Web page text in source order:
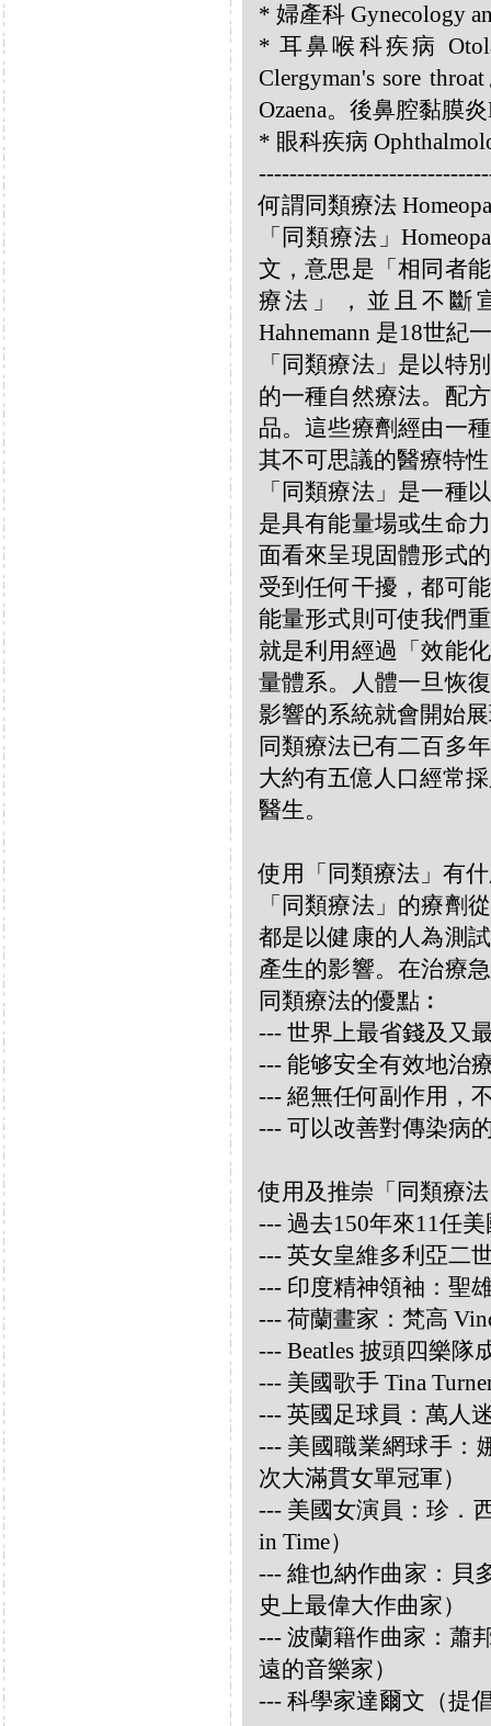
* 婦產科 Gynecology
* 耳鼻喉科疾病
Clergyman's sore
Ozaena。後鼻腔黏膜
* 眼科疾病
何謂同類療法
「同類療法」
文，意思是「相同者
療法」，並且不斷
Hahnemann 是18世紀
「同類療法」是以特
的一種自然療法。配
品。這些療劑經由一
其不可思議的醫療特
「同類療法」是一種
是具有能量場或生命
面看來呈現固體形式
受到任何干擾，都可
能量形式則可使我們
就是利用經過「效能
量體系。人體一旦恢
影響的系統就會開始
同類療法已有二百多
大約有五億人口經常
醫生。
使用「同類療法」有
「同類療法」的療劑
都是以健康的人為測
產生的影響。在治療
同類療法的優點︰
--- 世界上最省錢及又
--- 能够安全有效地治
--- 絕無任何副作用，
--- 可以改善對傳染病
使用及推崇「同類療
--- 過去150年來11任
--- 英女皇維多利亞二
--- 印度精神領袖：聖
--- 荷蘭畫家：梵高
--- Beatles 披頭四樂隊
--- 美國歌手 Tina
--- 英國足球員：萬人
--- 美國職業網球手：
次大滿貫女單冠軍）
--- 美國女演員：珍．
in Time）
--- 維也納作曲家：貝
史上最偉大作曲家）
--- 波蘭籍作曲家：蕭
遠的音樂家）
--- 科學家達爾文（提